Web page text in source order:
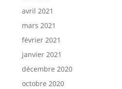
avril 2021
mars 2021
février 2021
janvier 2021
décembre 2020
octobre 2020